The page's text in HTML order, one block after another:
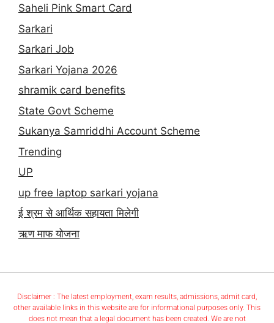
Saheli Pink Smart Card
Sarkari
Sarkari Job
Sarkari Yojana 2026
shramik card benefits
State Govt Scheme
Sukanya Samriddhi Account Scheme
Trending
UP
up free laptop sarkari yojana
ई श्रम से आर्थिक सहायता मिलेगी
ऋण माफ योजना
Disclaimer : The latest employment, exam results, admissions, admit card,
other available links in this website are for informational purposes only. This
does not mean that a legal document has been created. We are not